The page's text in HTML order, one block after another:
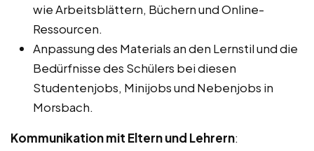
wie Arbeitsblättern, Büchern und Online-
Ressourcen.
Anpassung des Materials an den Lernstil und die
Bedürfnisse des Schülers bei diesen
Studentenjobs, Minijobs und Nebenjobs in
Morsbach.
Kommunikation mit Eltern und Lehrern: